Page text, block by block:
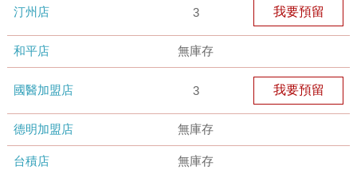
汀州店 3 我要預留
和平店 無庫存
國醫加盟店 3 我要預留
德明加盟店 無庫存
台積店 無庫存